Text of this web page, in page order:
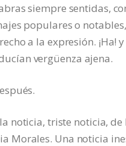
siempre sentidas,
populares o
a la expresión. ¡Ha!
vergüenza ajena.
noticia, triste noticia,
Una noticia